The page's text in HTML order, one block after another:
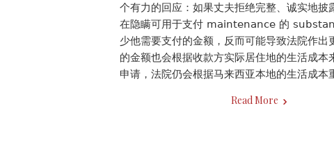
个有力的回应：如果丈夫拒绝完整、诚实地
在隐瞒可用于支付 maintenance 的
少他需要支付的金额，反而可能导致法院
的金额也会根据收款方实际居住地的生活成
申请，法院仍会根据马来西亚本地的生活成
Read More